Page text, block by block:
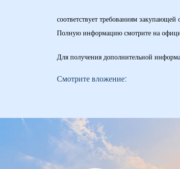
соответствует требованиям
Полную информацию смотрите на
Для получения дополнительной
Смотрите вложение: